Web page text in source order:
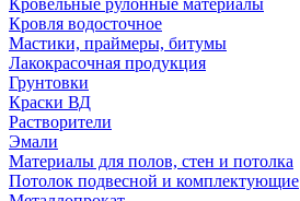
Кровельные рулонные материалы
Кровля водосточное
Мастики, праймеры, битумы
Лакокрасочная продукция
Грунтовки
Краски ВД
Растворители
Эмали
Материалы для полов, стен и потолка
Потолок подвесной и комплектующие